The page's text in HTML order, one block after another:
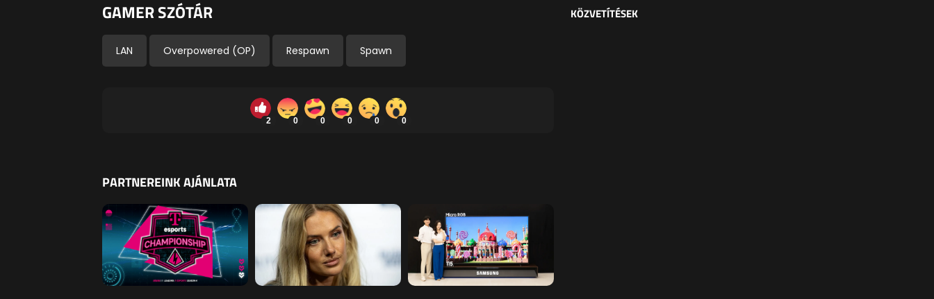
GAMER SZÓTÁR
LAN Overpowered (OP) Respawn Spawn
2 0 0 0 0 0
PARTNEREINK AJÁNLATA
KÖZVETÍTÉSEK